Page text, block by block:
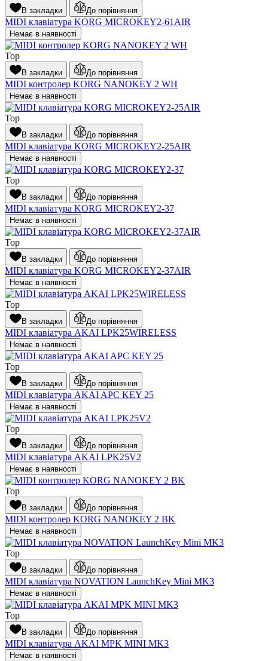
В закладки До порівняння
MIDI клавіатура KORG MICROKEY2-61AIR
Немає в наявності
Top
В закладки До порівняння
MIDI контролер KORG NANOKEY 2 WH
Немає в наявності
Top
В закладки До порівняння
MIDI клавіатура KORG MICROKEY2-25AIR
Немає в наявності
Top
В закладки До порівняння
MIDI клавіатура KORG MICROKEY2-37
Немає в наявності
Top
В закладки До порівняння
MIDI клавіатура KORG MICROKEY2-37AIR
Немає в наявності
Top
В закладки До порівняння
MIDI клавіатура AKAI LPK25WIRELESS
Немає в наявності
Top
В закладки До порівняння
MIDI клавіатура AKAI APC KEY 25
Немає в наявності
Top
В закладки До порівняння
MIDI клавіатура AKAI LPK25V2
Немає в наявності
Top
В закладки До порівняння
MIDI контролер KORG NANOKEY 2 BK
Немає в наявності
Top
В закладки До порівняння
MIDI клавіатура NOVATION LaunchKey Mini MK3
Немає в наявності
Top
В закладки До порівняння
MIDI клавіатура AKAI MPK MINI MK3
Немає в наявності